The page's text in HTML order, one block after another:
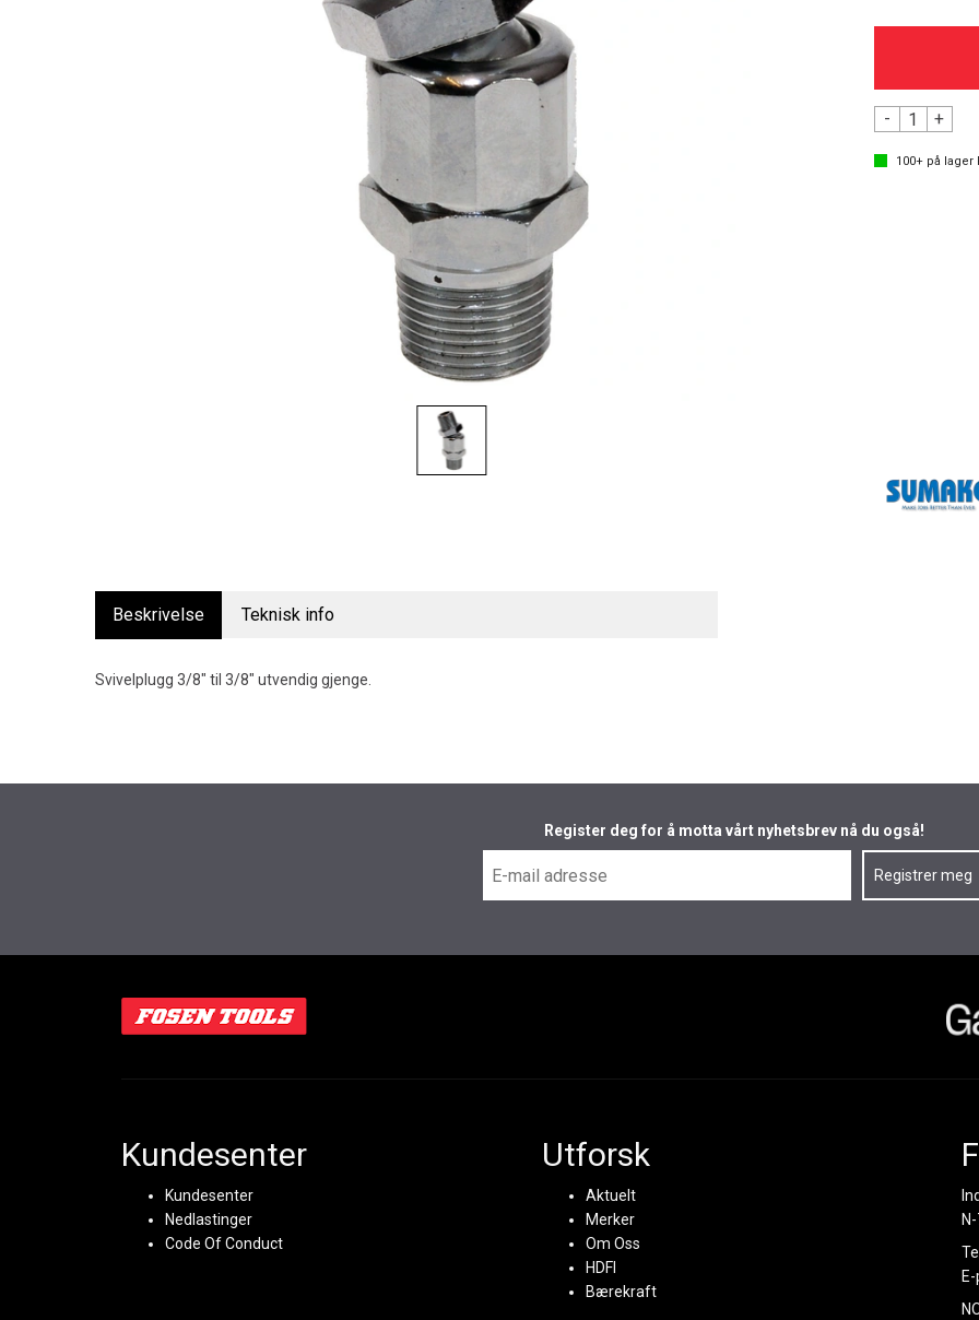
- +
100+på lager
Beskrivelse Teknisk info
Svivelplugg 3/8" til 3/8" utvendig gjenge.
Register deg for å motta vårt nyhetsbrev nå du også!
Kundesenter
Kundesenter
Nedlastinger
Code Of Conduct
Utforsk
Aktuelt
Merker
Om Oss
HDFI
Bærekraft